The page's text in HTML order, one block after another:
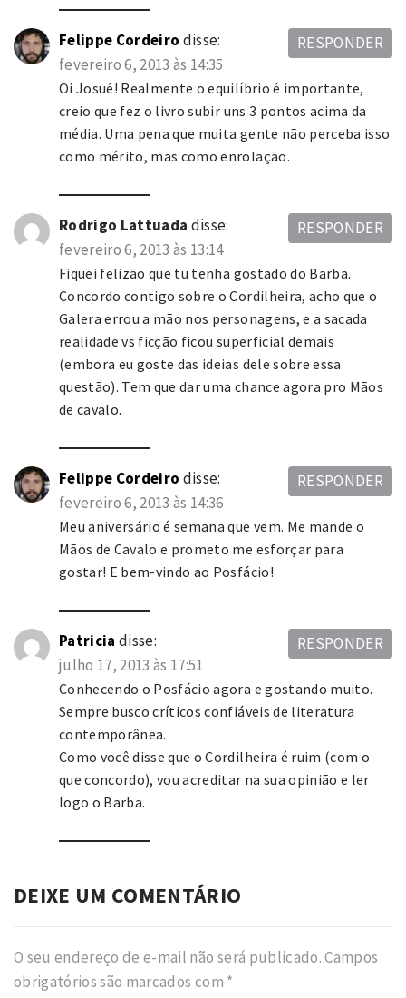
Felippe Cordeiro disse:
fevereiro 6, 2013 às 14:35
Oi Josué! Realmente o equilíbrio é importante,
creio que fez o livro subir uns 3 pontos acima da
média. Uma pena que muita gente não perceba isso
como mérito, mas como enrolação.
RESPONDER
Rodrigo Lattuada disse:
fevereiro 6, 2013 às 13:14
Fiquei felizão que tu tenha gostado do Barba.
Concordo contigo sobre o Cordilheira, acho que o
Galera errou a mão nos personagens, e a sacada
realidade vs ficção ficou superficial demais
(embora eu goste das ideias dele sobre essa
questão). Tem que dar uma chance agora pro Mãos
de cavalo.
RESPONDER
Felippe Cordeiro disse:
fevereiro 6, 2013 às 14:36
Meu aniversário é semana que vem. Me mande o
Mãos de Cavalo e prometo me esforçar para
gostar! E bem-vindo ao Posfácio!
RESPONDER
Patricia disse:
julho 17, 2013 às 17:51
Conhecendo o Posfácio agora e gostando muito.
Sempre busco críticos confiáveis de literatura
contemporânea.
Como você disse que o Cordilheira é ruim (com o
que concordo), vou acreditar na sua opinião e ler
logo o Barba.
RESPONDER
DEIXE UM COMENTÁRIO
O seu endereço de e-mail não será publicado.Campos
obrigatórios são marcados com *